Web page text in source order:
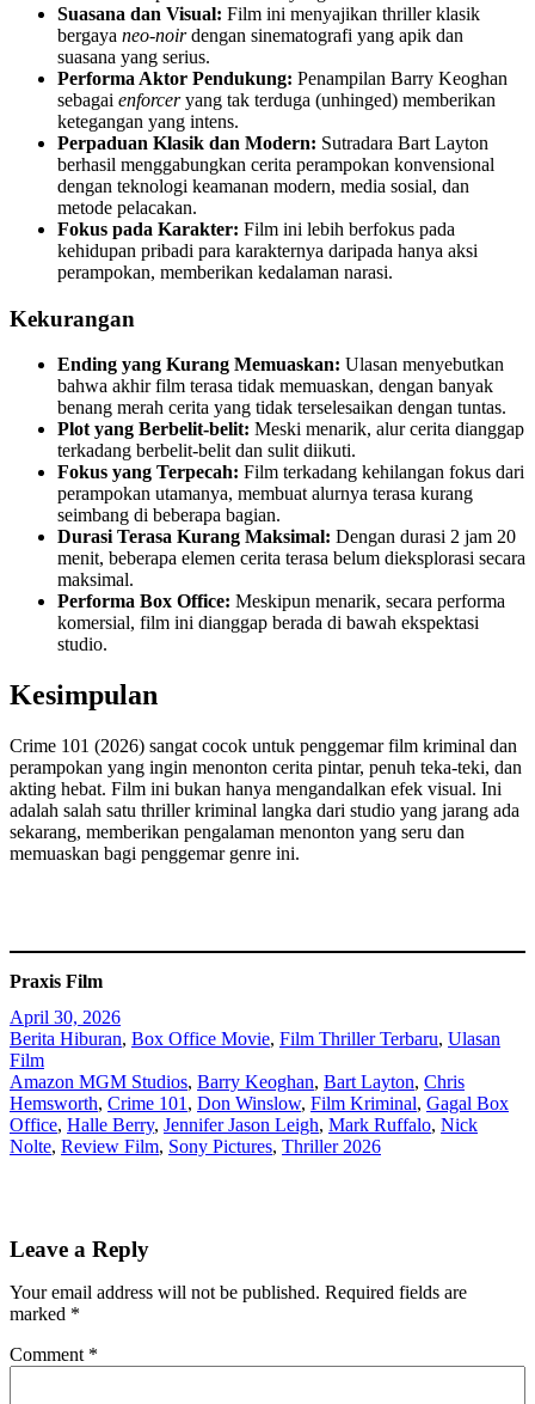
Suasana dan Visual: Film ini menyajikan thriller klasik
bergaya neo-noirdengan sinematografi yang apik dan
suasana yang serius.
Performa Aktor Pendukung: Penampilan Barry Keoghan
sebagai enforceryang tak terduga (unhinged) memberikan
ketegangan yang intens.
Perpaduan Klasik dan Modern: Sutradara Bart Layton
berhasil menggabungkan cerita perampokan konvensional
dengan teknologi keamanan modern, media sosial, dan
metode pelacakan.
Fokus pada Karakter: Film ini lebih berfokus pada
kehidupan pribadi para karakternya daripada hanya aksi
perampokan, memberikan kedalaman narasi.
Kekurangan
Ending yang Kurang Memuaskan: Ulasan menyebutkan
bahwa akhir film terasa tidak memuaskan, dengan banyak
benang merah cerita yang tidak terselesaikan dengan tuntas.
Plot yang Berbelit-belit: Meski menarik, alur cerita dianggap
terkadang berbelit-belit dan sulit diikuti.
Fokus yang Terpecah: Film terkadang kehilangan fokus dari
perampokan utamanya, membuat alurnya terasa kurang
seimbang di beberapa bagian.
Durasi Terasa Kurang Maksimal: Dengan durasi 2 jam 20
menit, beberapa elemen cerita terasa belum dieksplorasi secara
maksimal.
Performa Box Office: Meskipun menarik, secara performa
komersial, film ini dianggap berada di bawah ekspektasi
studio.
Kesimpulan
Crime 101 (2026) sangat cocok untuk penggemar film kriminal dan
perampokan yang ingin menonton cerita pintar, penuh teka-teki, dan
akting hebat. Film ini bukan hanya mengandalkan efek visual. Ini
adalah salah satu thriller kriminal langka dari studio yang jarang ada
sekarang, memberikan pengalaman menonton yang seru dan
memuaskan bagi penggemar genre ini.
Praxis Film
April 30, 2026
Berita Hiburan, Box Office Movie, Film Thriller Terbaru, Ulasan
Film
Amazon MGM Studios, Barry Keoghan, Bart Layton, Chris
Hemsworth, Crime 101 , Don Winslow, Film Kriminal, Gagal Box
Office, Halle Berry, Jennifer Jason Leigh, Mark Ruffalo, Nick
Nolte, Review Film, Sony Pictures, Thriller 2026
Leave a Reply
Your email address will not be published. Required fields are
marked *
Comment *